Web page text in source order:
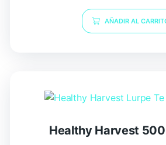
AÑADIR AL
Healthy Harvest